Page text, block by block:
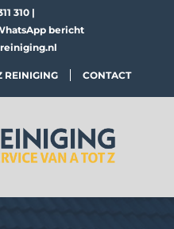
310 |
bericht
REINIGING CONTACT